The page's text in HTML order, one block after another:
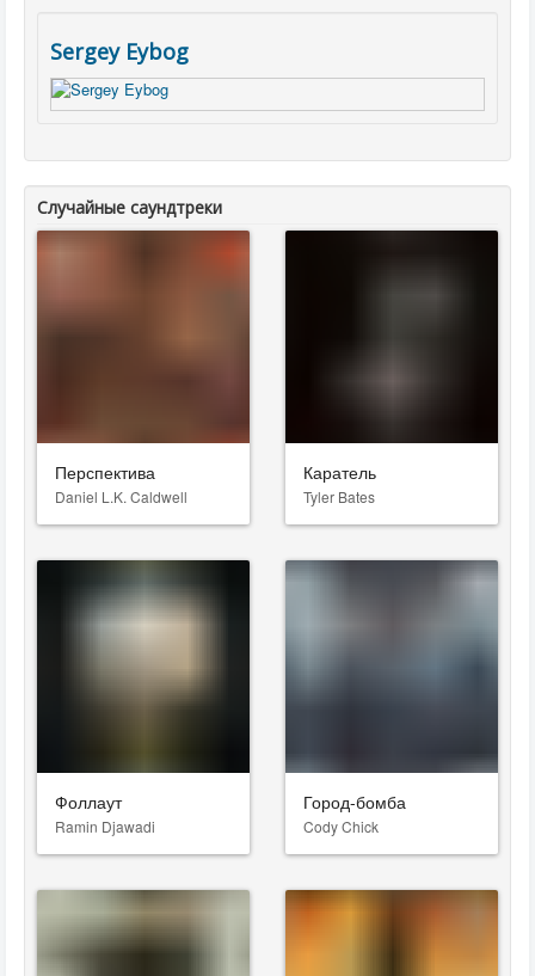
Sergey Eybog
Случайные саундтреки
Перспектива
Daniel L.K. Caldwell
Каратель
Tyler Bates
Фоллаут
Ramin Djawadi
Город-бомба
Cody Chick